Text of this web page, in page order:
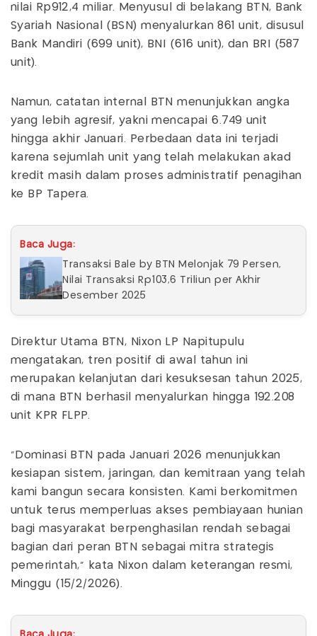
nilai Rp912,4 miliar. Menyusul di belakang BTN, Bank
Syariah Nasional (BSN) menyalurkan 861 unit, disusul
Bank Mandiri (699 unit), BNI (616 unit), dan BRI (587
unit).
Namun, catatan internal BTN menunjukkan angka
yang lebih agresif, yakni mencapai 6.749 unit
hingga akhir Januari. Perbedaan data ini terjadi
karena sejumlah unit yang telah melakukan akad
kredit masih dalam proses administratif penagihan
ke BP Tapera.
Baca Juga:
Transaksi Bale by BTN Melonjak 79 Persen,
Nilai Transaksi Rp103,6 Triliun per Akhir
Desember 2025
Direktur Utama BTN, Nixon LP Napitupulu
mengatakan, tren positif di awal tahun ini
merupakan kelanjutan dari kesuksesan tahun 2025,
di mana BTN berhasil menyalurkan hingga 192.208
unit KPR FLPP.
“Dominasi BTN pada Januari 2026 menunjukkan
kesiapan sistem, jaringan, dan kemitraan yang telah
kami bangun secara konsisten. Kami berkomitmen
untuk terus memperluas akses pembiayaan hunian
bagi masyarakat berpenghasilan rendah sebagai
bagian dari peran BTN sebagai mitra strategis
pemerintah,” kata Nixon dalam keterangan resmi,
Minggu (15/2/2026).